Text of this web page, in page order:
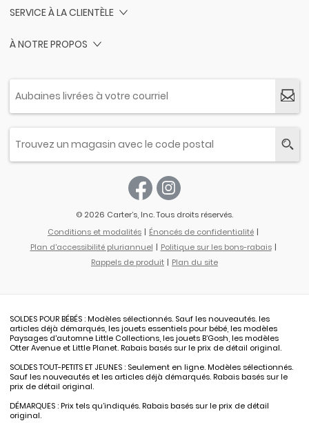
SERVICE À LA CLIENTÈLE
À NOTRE PROPOS
© 2026 Carter’s, Inc. Tous droits réservés.
Conditions et modalités
Énoncés de confidentialité
Plan d'accessibilité pluriannuel
Politique sur les bons-rabais
Rappels de produit
Plan du site
SOLDES POUR BÉBÉS : Modèles sélectionnés. Sauf les nouveautés. les
articles déjà démarqués, les jouets essentiels pour bébé, les modèles
Paysages d'automne Little Collections, les jouets B’Gosh, les modèles
Otter Avenue et Little Planet. Rabais basés sur le prix de détail original.
SOLDES TOUT-PETITS ET JEUNES : Seulement en ligne. Modèles sélectionnés.
Sauf les nouveautés et les articles déjà démarqués. Rabais basés sur le
prix de détail original.
DÉMARQUES : Prix tels qu’indiqués. Rabais basés sur le prix de détail
original.